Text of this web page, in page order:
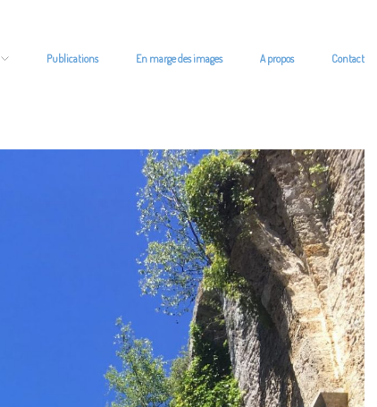
Publications En marge des images A propos Contact